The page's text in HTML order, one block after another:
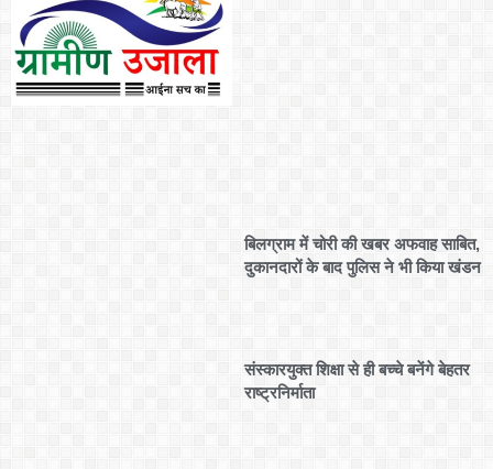
बिलग्राम में चोरी की खबर अफवाह साबित,
दुकानदारों के बाद पुलिस ने भी किया खंडन
संस्कारयुक्त शिक्षा से ही बच्चे बनेंगे बेहतर
राष्ट्रनिर्माता